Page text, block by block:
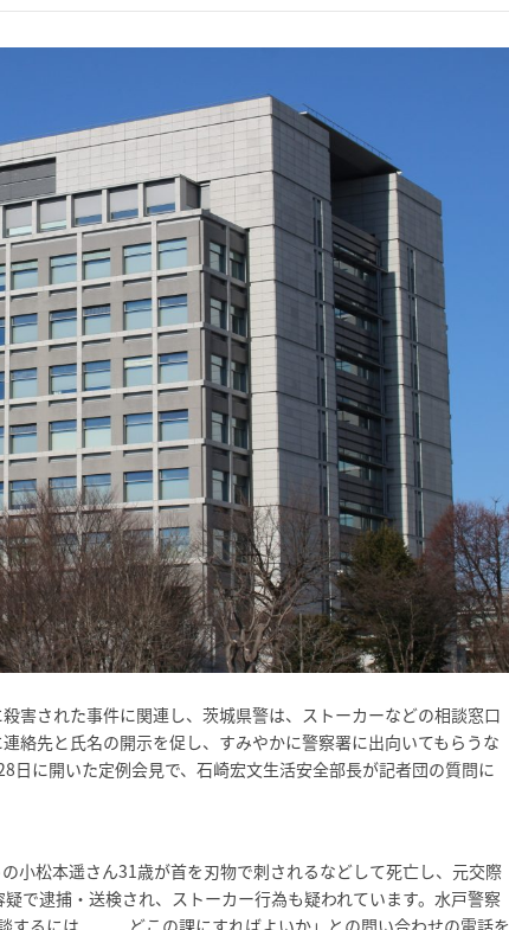
害された事件に関連し、茨城県警は、ストーカーなどの相談窓口
絡先と氏名の開示を促し、すみやかに警察署に出向いてもらうな
日に開いた定例会見で、石崎宏文生活安全部長が記者団の質問に
小松本遥さん31歳が首を刃物で刺されるなどして死亡し、元交際
で逮捕・送検され、ストーカー行為も疑われています。水戸警察
談するには どこの課にすればよいか」との問い合わせの電話を